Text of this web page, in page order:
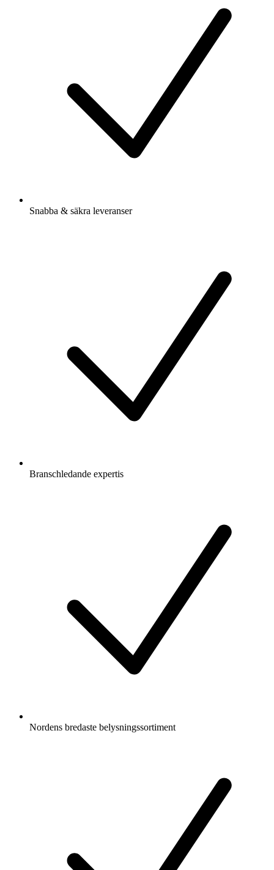
Snabba & säkra leveranser
Branschledande expertis
Nordens bredaste belysningssortiment